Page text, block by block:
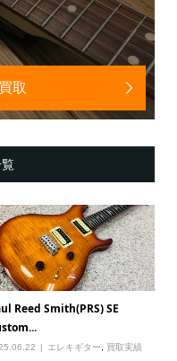
取
Reed Smith(PRS) SE
エレキギター 買取実績